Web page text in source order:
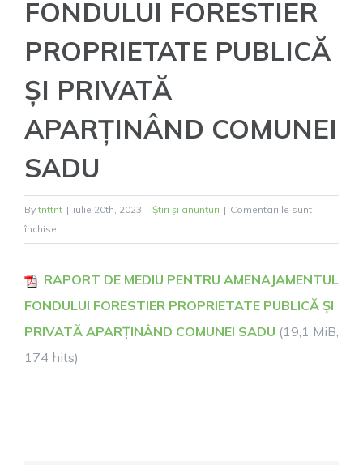
FONDULUI FORESTIER
PROPRIETATE PUBLICĂ
ȘI PRIVATĂ
APARȚINÂND COMUNEI
SADU
By tnttnt | iulie 20th, 2023 | Știri și anunțuri | Comentariile sunt
închise
RAPORT
MEDIU
PENTRU
AMENAJAMENTUL
FORESTIER
RAPORT DE MEDIU PENTRU AMENAJAMENTUL
FONDULUI FORESTIER PROPRIETATE PUBLICĂ ȘI
PRIVATĂ APARȚINÂND COMUNEI SADU (19,1 MiB,
174 hits)